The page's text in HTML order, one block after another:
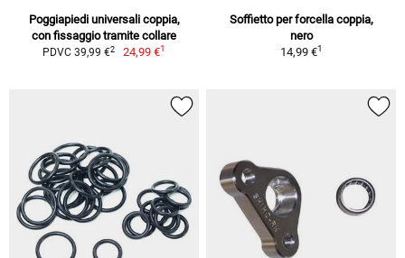
Poggiapiedi universali coppia,
con fissaggio tramite collare
PDVC 39,99 €2 24,99 €1
Soffietto per forcella coppia,
nero
14,99 €1